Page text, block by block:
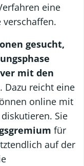
eine
gesucht,
mit den
. Dazu reicht eine
online mit
Sie
für
auf der